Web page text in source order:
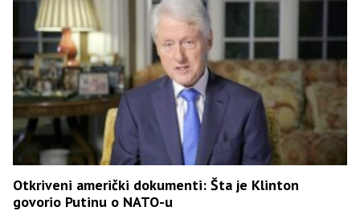
Otkriveni američki dokumenti: Šta je Klinton
govorio Putinu o NATO-u